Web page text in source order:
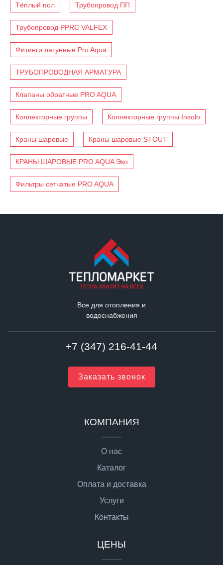
Тёплый пол Трубопровод ПП
Трубопровод PPRC VALFEX
Фитинги латунные Pro Aqua
ТРУБОПРОВОДНАЯ АРМАТУРА
Клапаны обратные PRO AQUA
Коллекторные группы Коллекторные группы Insolo
Краны шаровые Краны шаровые STOUT
КРАНЫ ШАРОВЫЕ PRO AQUA Эко
Фильтры сетчатые PRO AQUA
Все для отопления и
водоснабжения
+7 (347) 216-41-44
Заказать звонок
КОМПАНИЯ
О нас
Каталог
Оплата и доставка
Услуги
Контакты
ЦЕНЫ